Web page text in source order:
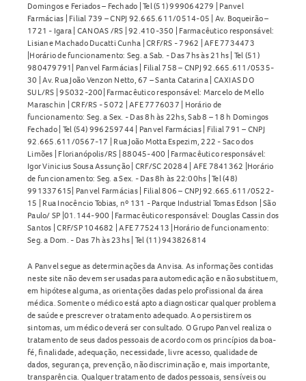
Domingos e Feriados – Fechado | Tel (51) 999064279 | Panvel
Farmácias | Filial 739 – CNPJ 92.665.611/0514-05 | Av. Boqueirão –
1721 - Igara | CANOAS /RS | 92.410-350 | Farmacêutico responsável:
Lisiane Machado Ducatti Cunha | CRF/RS - 7962 | AFE 7734473
|Horário de funcionamento: Seg. a Sab. - Das 7hs às 21hs | Tel (51)
980479791| Panvel Farmácias | Filial 758 – CNPJ 92.665.611/0535-
30 | Av. Rua João Venzon Netto, 67 – Santa Catarina | CAXIAS DO
SUL/RS | 95032-200| Farmacêutico responsável: Marcelo de Mello
Maraschin | CRF/RS - 5072 | AFE 7776037 | Horário de
funcionamento: Seg. a Sex. - Das 8h às 22hs, Sab 8 – 18 h Domingos
Fechado | Tel (54) 996259744 | Panvel Farmácias | Filial 791 – CNPJ
92.665.611/0567-17 | Rua João Motta Espezim, 222 - Saco dos
Limões | Florianópolis/RS | 88045-400 | Farmacêutico responsável:
Igor Vinicius Sousa Assunção | CRF/SC 20284 | AFE 7841362 |Horário
de funcionamento: Seg. a Sex. - Das 8h às 22:00hs | Tel (48)
991337615| Panvel Farmácias | Filial 806 – CNPJ 92.665.611/0522-
15 | Rua Inocêncio Tobias, nº 131 - Parque Industrial Tomas Edson | São
Paulo/ SP |01.144-900 | Farmacêutico responsável: Douglas Cassin dos
Santos | CRF/SP 104682 | AFE 7752413 |Horário de funcionamento:
Seg. a Dom. - Das 7h às 23hs | Tel (11) 943826814
A Panvel segue as determinações da Anvisa. As informações contidas
neste site não devem ser usadas para automedicação e não substituem,
em hipótese alguma, as orientações dadas pelo profissional da área
médica. Somente o médico está apto a diagnosticar qualquer problema
de saúde e prescrever o tratamento adequado. Ao persistirem os
sintomas, um médico deverá ser consultado. O Grupo Panvel realiza o
tratamento de seus dados pessoais de acordo com os princípios da boa-
fé, finalidade, adequação, necessidade, livre acesso, qualidade de
dados, segurança, prevenção, não discriminação e, mais importante,
transparência. Qualquer tratamento de dados pessoais, sensíveis ou